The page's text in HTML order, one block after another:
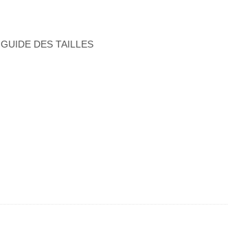
GUIDE DES TAILLES